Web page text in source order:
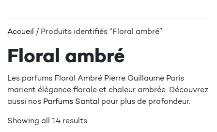
Accueil / Produits identifiés “Floral ambré”
Floral ambré
Les parfums Floral Ambré Pierre Guillaume Paris
marient élégance florale et chaleur ambrée. Découvrez
aussi nos Parfums Santal pour plus de profondeur.
Showing all 14 results